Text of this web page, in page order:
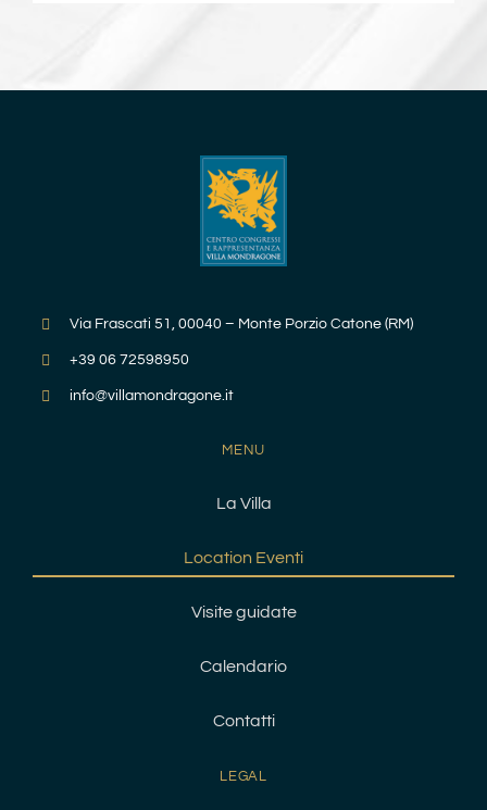
Via Frascati 51, 00040 – Monte Porzio Catone (RM)
+39 06 72598950
info@villamondragone.it
MENU
La Villa
Location Eventi
Visite guidate
Calendario
Contatti
LEGAL